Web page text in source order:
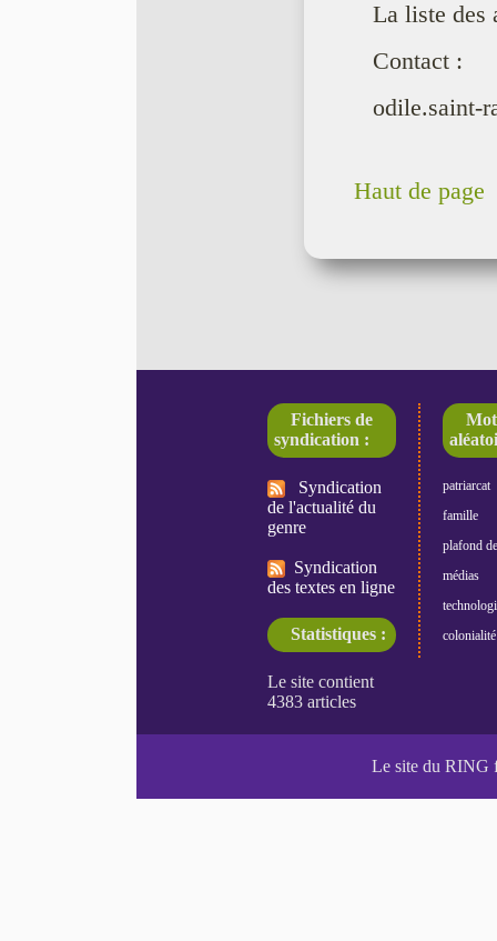
La liste des
Contact :
odile.saint-
Haut de page
Fichiers de
syndication :
Syndication
de l'actualité du
genre
Syndication
des textes en ligne
Statistiques :
patriarcat
famille
plafond
médias
colonialité
Le site du RING